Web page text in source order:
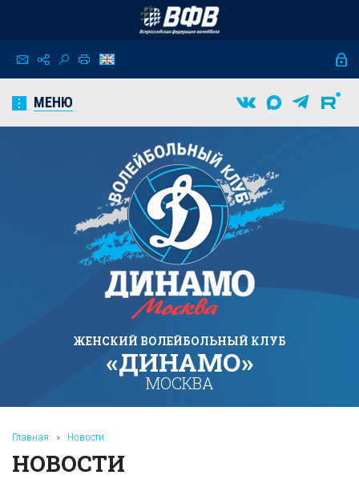
МЕНЮ
ЖЕНСКИЙ ВОЛЕЙБОЛЬНЫЙ КЛУБ
«ДИНАМО»
МОСКВА
Главная » Новости
НОВОСТИ